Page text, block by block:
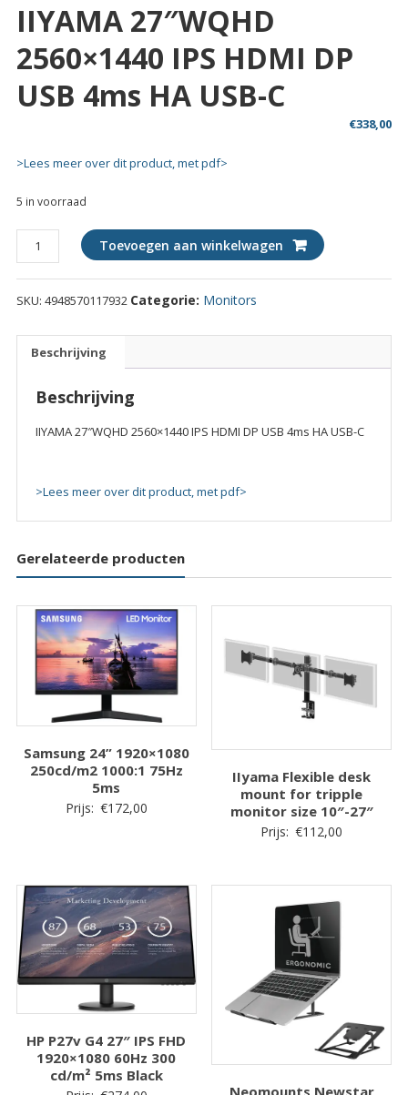
IIYAMA 27″WQHD
2560×1440 IPS HDMI DP
USB 4ms HA USB-C
€338,00
>Lees meer over dit product, met pdf>
5 in voorraad
IIYAMA
27"WQHD
2560x1440
IPS
USB-
Toevoegen aan winkelwagen
SKU: 4948570117932 Categorie: Monitors
Beschrijving
Beschrijving
IIYAMA 27″WQHD 2560×1440 IPS HDMI DP USB 4ms HA USB-C
>Lees meer over dit product, met pdf>
Gerelateerde producten
Samsung 24” 1920×1080
250cd/m2 1000:1 75Hz
5ms
Prijs: €172,00
IIyama Flexible desk
mount for tripple
monitor size 10″-27″
Prijs: €112,00
HP P27v G4 27″ IPS FHD
1920×1080 60Hz 300
cd/m² 5ms Black
Neomounts Newstar